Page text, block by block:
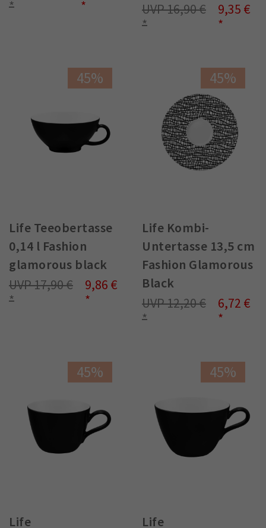
16,90 €
9,35 €
45%
Life Teeobertasse
0,14 l Fashion
glamorous black
17,90 €
9,86 €
45%
Life Kombi-
Untertasse 13,5 cm
Fashion Glamorous
Black
12,20 €
6,72 €
45%
Life
45%
Life